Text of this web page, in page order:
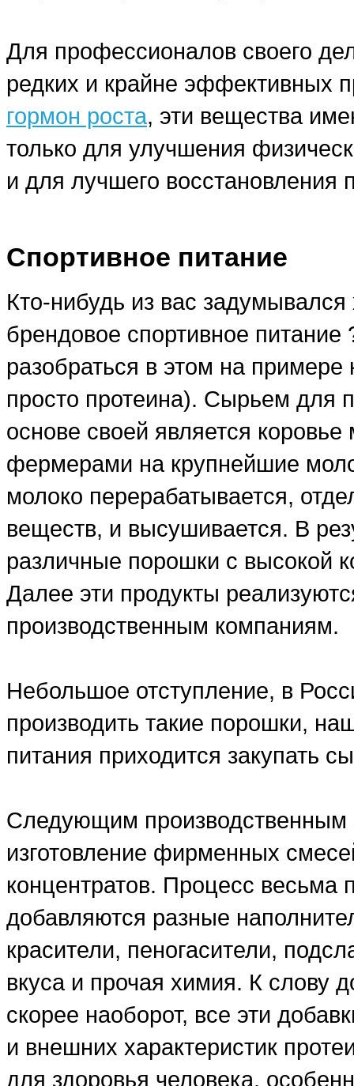
Для профессионалов своего
редких и крайне эффективных
гормон роста, эти вещества
только для улучшения
и для лучшего восстановления
Спортивное питание
Кто-нибудь из вас
брендовое спортивное
разобраться в этом на примере
просто протеина). Сырьем для
основе своей является
фермерами на крупнейшие
молоко перерабатывается,
веществ, и высушивается. В
различные порошки с высокой
Далее эти продукты
производственным компаниям.
Небольшое отступление, в
производить такие порошки,
питания приходится закупать
Следующим производственным
изготовление фирменных
концентратов. Процесс весьма
добавляются разные
красители, пеногасители,
вкуса и прочая химия. К слову
скорее наоборот, все эти
и внешних характеристик
для здоровья человека,